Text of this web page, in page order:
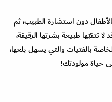
دون استشارة الطبيب، ثم
تتقبّها طبيعة بشرتها الرقيقة،
بالفتيات والتي يسهل بلعها،
حياة مولودتك!